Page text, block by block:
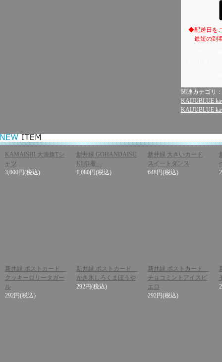
◆配送日を
最短の到
関連カテゴリ：
KAIJUBLUE
KAIJUBLUE
KAMAISHI 大漁旗Tシ
ャツ
3,000円(税込)
新井緑 GOHANDAISU
KI 巾着
1,080円(税込)
新井緑 大きいカード
スイートダンス
648円(税込)
新井緑 ポストカード
クッキーロリータガー
ル
292円(税込)
新井緑 ポストカード
かき氷しろくまぼうや
292円(税込)
新井緑 ポストカード
チョコミントアイスピ
エロ
292円(税込)